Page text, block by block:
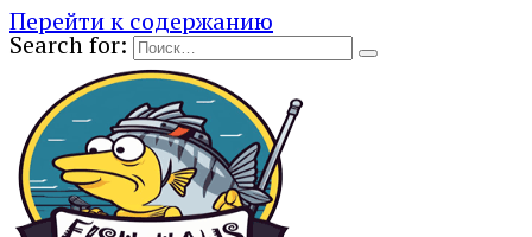
Перейти к содержанию
Search for: